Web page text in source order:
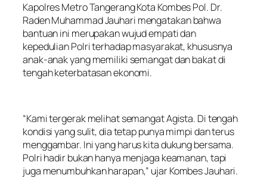
Kapolres Metro Tangerang Kota Kombes Pol. Dr.
Raden Muhammad Jauhari mengatakan bahwa
bantuan ini merupakan wujud empati dan
kepedulian Polri terhadap masyarakat, khususnya
anak-anak yang memiliki semangat dan bakat di
tengah keterbatasan ekonomi.
“Kami tergerak melihat semangat Agista. Di tengah
kondisi yang sulit, dia tetap punya mimpi dan terus
menggambar. Ini yang harus kita dukung bersama.
Polri hadir bukan hanya menjaga keamanan, tapi
juga menumbuhkan harapan,” ujar Kombes Jauhari.